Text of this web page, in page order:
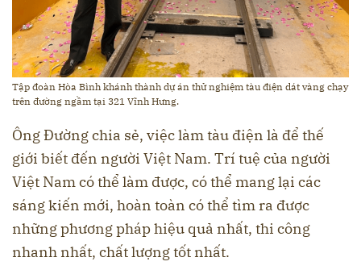
Tập đoàn Hòa Bình khánh thành dự án thử nghiệm tàu điện dát vàng chạy
trên đường ngầm tại 321 Vĩnh Hưng.
Ông Đường chia sẻ, việc làm tàu điện là để thế
giới biết đến người Việt Nam. Trí tuệ của người
Việt Nam có thể làm được, có thể mang lại các
sáng kiến mới, hoàn toàn có thể tìm ra được
những phương pháp hiệu quả nhất, thi công
nhanh nhất, chất lượng tốt nhất.